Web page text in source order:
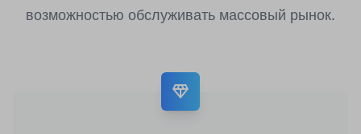
возможностью обслуживать массовый рынок.